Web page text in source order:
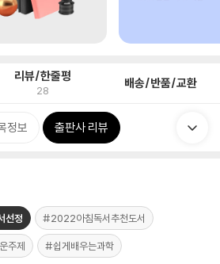
리뷰/한줄평
28 배송/반품/교환
정보 출판사 리뷰
선정 #2022아침독서추천도서
주제 #쉽게배우는과학